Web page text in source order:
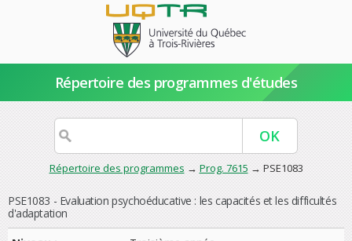
Répertoire des programmes d'études
Répertoire des programmes → Prog. 7615 → PSE1083
PSE1083 - Evaluation psychoéducative : les capacités et les difficultés
d'adaptation